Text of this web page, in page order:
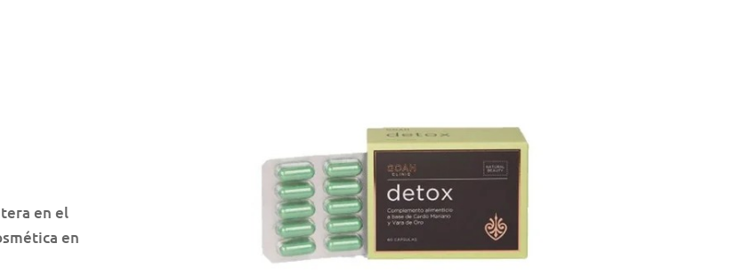
en el
en